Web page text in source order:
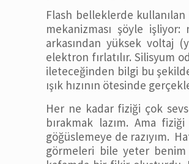
Flash belleklerde
mekanizması şöyle
arkasından yüksek voltaj
elektron fırlatılır. Silisyum
ileteceğinden bilgi bu
ışık hızının ötesinde
Her ne kadar fiziği çok
bırakmak lazım. Ama
göğüslemeye de razıyım.
görmeleri bile yeter